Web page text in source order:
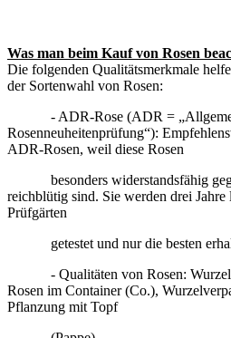
Was man beim Kauf von Rosen
Die folgenden Qualitätsmerkmale
der Sortenwahl von Rosen:
- ADR-Rose (ADR =
Rosenneuheitenprüfung“):
ADR-Rosen, weil diese Rosen
besonders widerstandsfähig
reichblütig sind. Sie werden drei Jahre
Prüfgärten
getestet und nur die besten
- Qualitäten von Rosen:
Rosen im Container (Co.),
Pflanzung mit Topf